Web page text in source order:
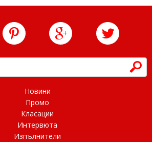
h
Новини
Промо
Класации
Интервюта
Изпълнители